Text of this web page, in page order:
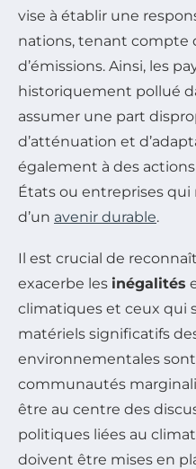
vise à établir une
nations, tenant compte
d’émissions. Ainsi, les
historiquement pollué
assumer une part
d’atténuation et
également à des
États ou entreprises qui
d’un avenir durable.
Il est crucial de
exacerbe les inégalités
climatiques et ceux qui
matériels significatifs
environnementales
communautés
être au centre des
politiques liées au
doivent être mises en